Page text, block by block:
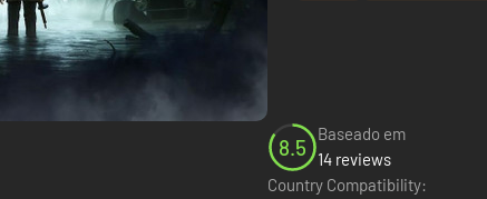
8.5
Baseado em
14 reviews
Country Compatibility: